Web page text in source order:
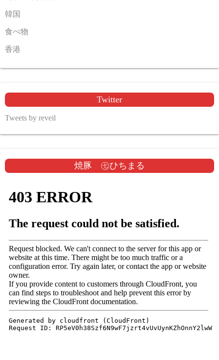
韓国
食べ物
香港
Twitter
Tweets by reveil
焼豚 ㊆ひちまる